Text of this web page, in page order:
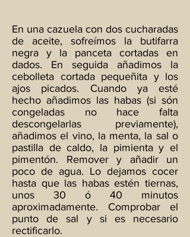
En una cazuela con dos cucharadas
de aceite, sofreímos la butifarra
negra y la panceta cortadas en
dados. En seguida añadimos la
cebolleta cortada pequeñita y los
ajos picados. Cuando ya esté
hecho añadimos las habas (si són
congeladas no hace falta
descongelarlas previamente),
añadimos el vino, la menta, la sal o
pastilla de caldo, la pimienta y el
pimentón. Remover y añadir un
poco de agua. Lo dejamos cocer
hasta que las habas estén tiernas,
unos 30 ó 40 minutos
aproximadamente. Comprobar el
punto de sal y si es necesario
rectificarlo.